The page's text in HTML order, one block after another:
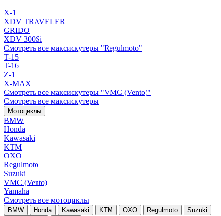
X-1
XDV TRAVELER
GRIDO
XDV 300Si
Смотреть все максискутеры "Regulmoto"
T-15
T-16
Z-1
X-MAX
Смотреть все максискутеры "VMC (Vento)"
Смотреть все максискутеры
Мотоциклы
BMW
Honda
Kawasaki
KTM
OXO
Regulmoto
Suzuki
VMC (Vento)
Yamaha
Смотреть все мотоциклы
BMW Honda Kawasaki KTM OXO Regulmoto
Suzuki